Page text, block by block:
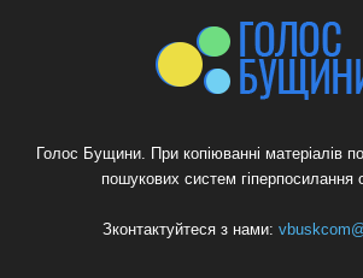
Голос Бущини. При копіюванні матеріалів
пошукових систем гіперпосилання
Зконтактуйтеся з нами: